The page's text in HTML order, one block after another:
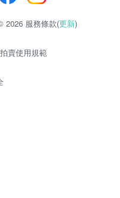
2026 服務條款(更新)
拍賣使用規範